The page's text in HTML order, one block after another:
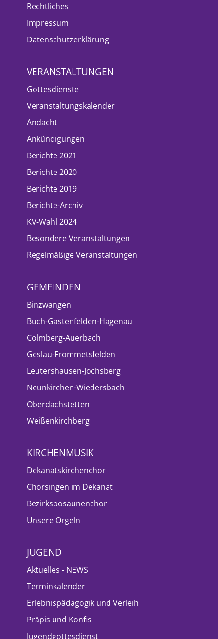
Rechtliches
Impressum
Datenschutzerklärung
VERANSTALTUNGEN
Gottesdienste
Veranstaltungskalender
Andacht
Ankündigungen
Berichte 2021
Berichte 2020
Berichte 2019
Berichte-Archiv
KV-Wahl 2024
Besondere Veranstaltungen
Regelmäßige Veranstaltungen
GEMEINDEN
Binzwangen
Buch-Gastenfelden-Hagenau
Colmberg-Auerbach
Geslau-Frommetsfelden
Leutershausen-Jochsberg
Neunkirchen-Wiedersbach
Oberdachstetten
Weißenkirchberg
KIRCHENMUSIK
Dekanatskirchenchor
Chorsingen im Dekanat
Bezirksposaunenchor
Unsere Orgeln
JUGEND
Aktuelles - NEWS
Terminkalender
Erlebnispädagogik und Verleih
Präpis und Konfis
Jugendgottesdienst